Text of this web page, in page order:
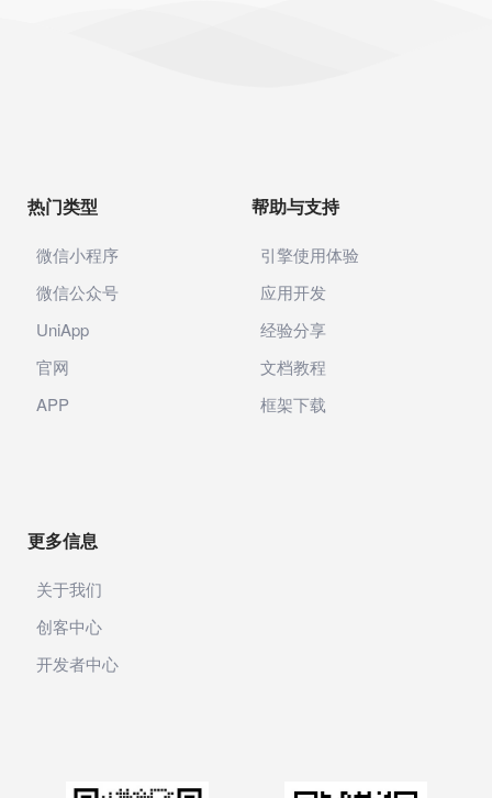
热门类型
微信小程序
微信公众号
UniApp
官网
APP
帮助与支持
引擎使用体验
应用开发
经验分享
文档教程
框架下载
更多信息
关于我们
创客中心
开发者中心